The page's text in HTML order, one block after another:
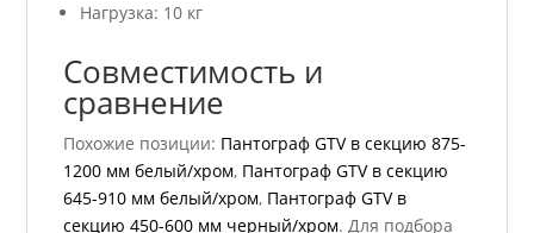
Нагрузка: 10 кг
Совместимость и
сравнение
Похожие позиции: Пантограф GTV в секцию 875-
1200 мм белый/хром, Пантограф GTV в секцию
645-910 мм белый/хром, Пантограф GTV в
секцию 450-600 мм черный/хром. Для подбора